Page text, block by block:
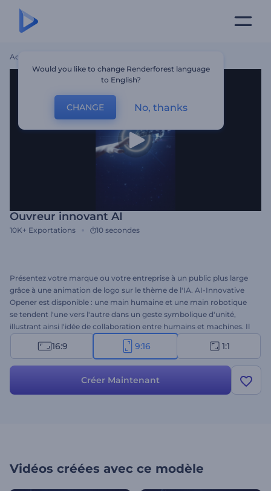
Accueil
Ouvreur innovant AI
10K+ Exportations 10 secondes
Présentez votre marque ou votre entreprise à un public plus large
grâce à une animation de logo sur le thème de l'IA. AI-Innovative
Opener est disponible : une main humaine et une main robotique
se tendent l'une vers l'autre dans un geste symbolique d'unité,
illustrant ainsi l'idée de collaboration entre humains et machines. Il
vous suffit de télécharger votre logo, d'écrire le nom de votre
entreprise et le slogan, et d'attendre quelques minutes pour obtenir
seulement. Idéal pour les marques et entreprises des secteurs de la
16:9 9:16 1:1
Créer Maintenant
Vidéos créées avec ce modèle
Would you like to change Renderforest language
to English?
CHANGE No, thanks